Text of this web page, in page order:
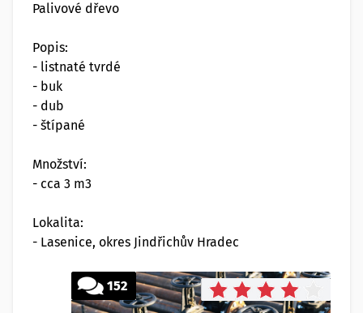
Palivové dřevo
Popis:
- listnaté tvrdé
- buk
- dub
- štípané
Množství:
- cca 3 m3
Lokalita:
- Lasenice, okres Jindřichův Hradec
152